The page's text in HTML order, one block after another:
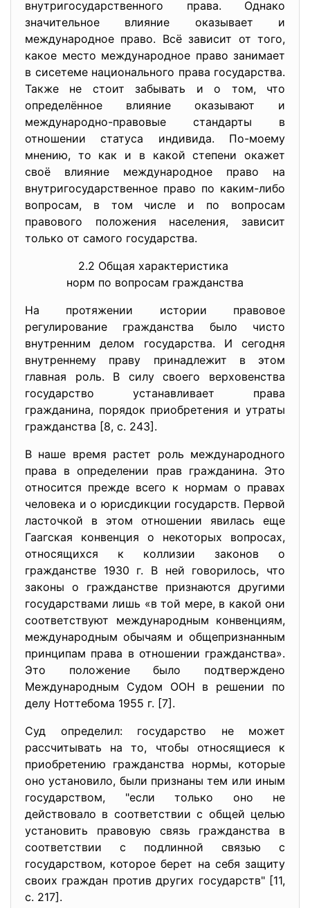
внутригосударственного права. Однако
значительное влияние оказывает и
международное право. Всё зависит от того,
какое место международное право занимает
в сисетеме национального права государства.
Также не стоит забывать и о том, что
определённое влияние оказывают и
международно-правовые стандарты в
отношении статуса индивида. По-моему
мнению, то как и в какой степени окажет
своё влияние международное право на
внутригосударственное право по каким-либо
вопросам, в том числе и по вопросам
правового положения населения, зависит
только от самого государства.
2.2 Общая характеристика
норм по вопросам гражданства
На протяжении истории правовое
регулирование гражданства было чисто
внутренним делом государства. И сегодня
внутреннему праву принадлежит в этом
главная роль. В силу своего верховенства
государство устанавливает права
гражданина, порядок приобретения и утраты
гражданства [8, с. 243].
В наше время растет роль международного
права в определении прав гражданина. Это
относится прежде всего к нормам о правах
человека и о юрисдикции государств. Первой
ласточкой в этом отношении явилась еще
Гаагская конвенция о некоторых вопросах,
относящихся к коллизии законов о
гражданстве 1930 г. В ней говорилось, что
законы о гражданстве признаются другими
государствами лишь «в той мере, в какой они
соответствуют международным конвенциям,
международным обычаям и общепризнанным
принципам права в отношении гражданства».
Это положение было подтверждено
Международным Судом ООН в решении по
делу Ноттебома 1955 г. [7].
Суд определил: государство не может
рассчитывать на то, чтобы относящиеся к
приобретению гражданства нормы, которые
оно установило, были признаны тем или иным
государством, "если только оно не
действовало в соответствии с общей целью
установить правовую связь гражданства в
соответствии с подлинной связью с
государством, которое берет на себя защиту
своих граждан против других государств" [11,
с. 217].